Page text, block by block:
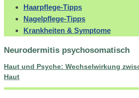
Haarpflege-Tipps
Nagelpflege-Tipps
Krankheiten & Symptome
Neurodermitis psychosomatisch
Haut und Psyche: Wechselwirkung
Haut